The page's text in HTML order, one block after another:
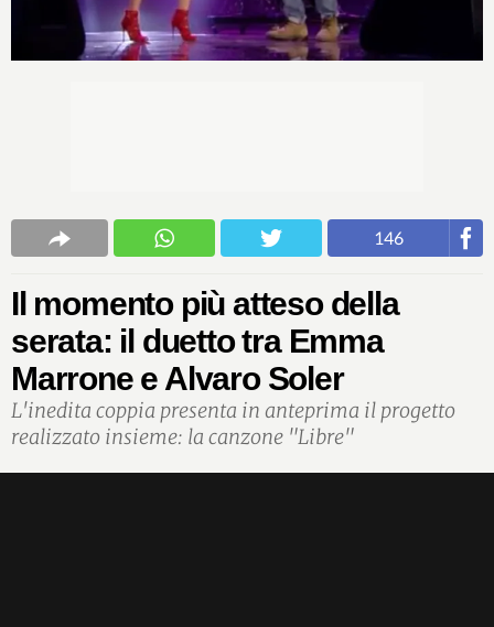
146
Il momento più atteso della
serata: il duetto tra Emma
Marrone e Alvaro Soler
L'inedita coppia presenta in anteprima il progetto
realizzato insieme: la canzone "Libre"